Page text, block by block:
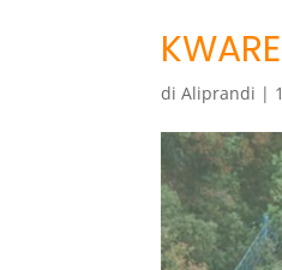
diAliprandi |